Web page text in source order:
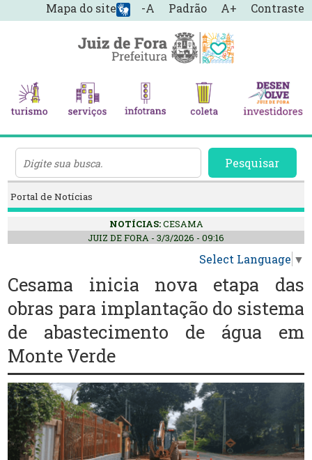
-A Padrão A+ Contraste
Mapa do site
Pesquisar
Portal de Notícias
NOTÍCIAS:CESAMA
JUIZ DE FORA - 3/3/2026 - 09:16
Select Language ▼
Cesama inicia nova etapa das
obras para implantação do sistema
de abastecimento de água em
Monte Verde